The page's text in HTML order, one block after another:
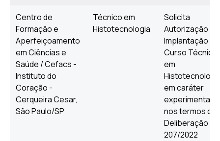
Centro de
Formação e
Aperfeiçoamento
em Ciências e
Saúde / Cefacs -
Instituto do
Coração -
Cerqueira Cesar,
São Paulo/SP
Técnico em
Histotecnologia
Solicita
Autorização
Implantação do
Curso Técnico
em
em caráter
experimental,
nos termos da
Deliberação
207/2022